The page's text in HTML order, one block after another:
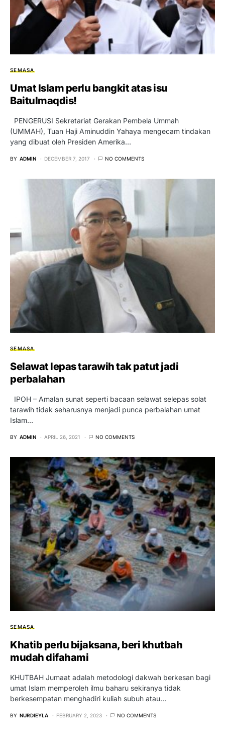
SEMASA
Umat Islam perlu bangkit atas isu
Baitulmaqdis!
PENGERUSI Sekretariat Gerakan Pembela Ummah
(UMMAH), Tuan Haji Aminuddin Yahaya mengecam tindakan
yang dibuat oleh Presiden Amerika…
BY ADMIN DECEMBER 7, 2017 NO COMMENTS
SEMASA
Selawat lepas tarawih tak patut jadi
perbalahan
IPOH – Amalan sunat seperti bacaan selawat selepas solat
tarawih tidak seharusnya menjadi punca perbalahan umat
Islam…
BY ADMIN APRIL 26, 2021 NO COMMENTS
SEMASA
Khatib perlu bijaksana, beri khutbah
mudah difahami
KHUTBAH Jumaat adalah metodologi dakwah berkesan bagi
umat Islam memperoleh ilmu baharu sekiranya tidak
berkesempatan menghadiri kuliah subuh atau…
BY NURDIEYLA FEBRUARY 2, 2023 NO COMMENTS